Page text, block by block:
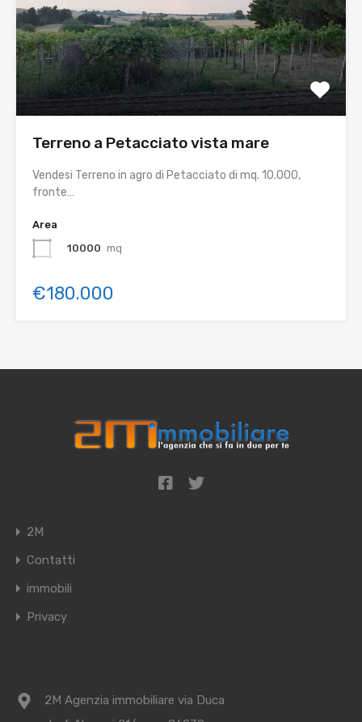
Terreno a Petacciato vista mare
Vendesi Terreno in agro di Petacciato di mq. 10.000,
fronte…
Area
10000 mq
€180.000
2M
Contatti
immobili
Privacy
2M Agenzia immobiliare via Duca